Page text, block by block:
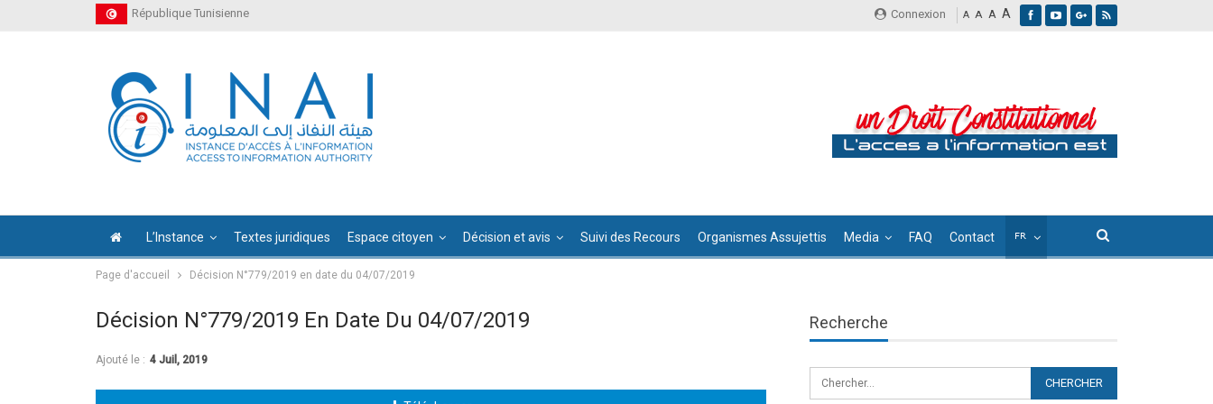
Connexion A A A A
République Tunisienne
L’Instance Textes juridiques Espace citoyen Décision et avis Suivi des Recours Organismes Assujettis Media FAQ Contact
Page d'accueil Décision N°779/2019 en date du 04/07/2019
Décision N°779/2019 En Date Du 04/07/2019
Ajouté le : 4 Juil, 2019
Recherche